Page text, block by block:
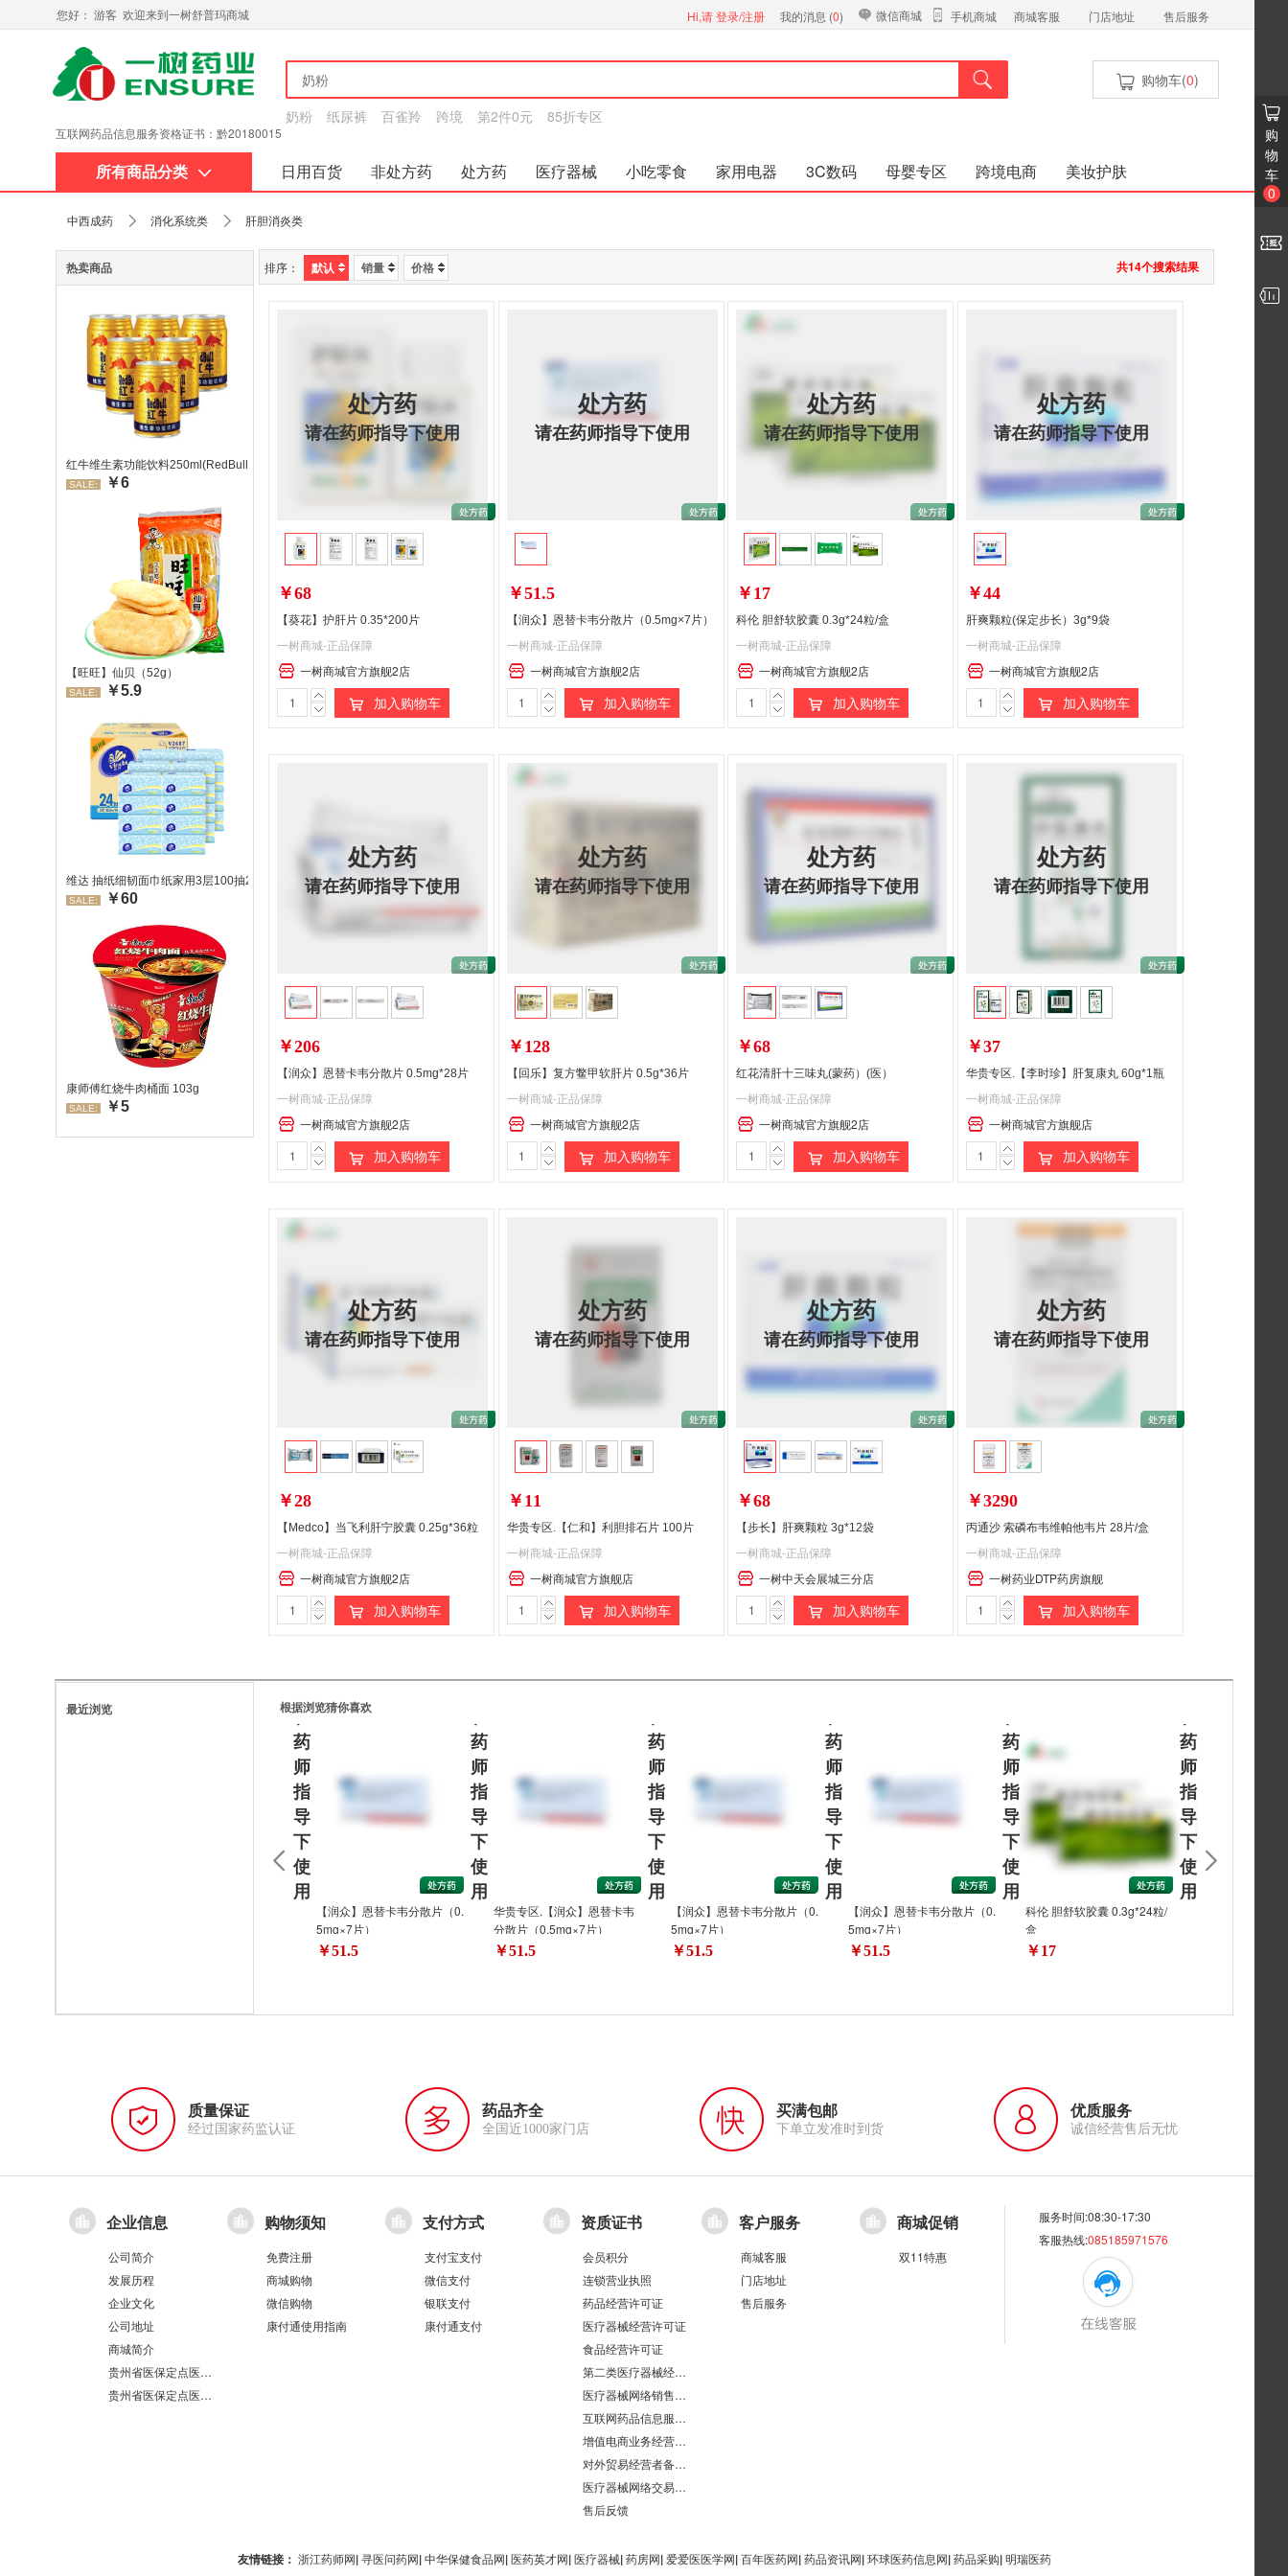
您好： 游客 欢迎来到一树舒普玛商城 Hi,请登录/注册 我的消息 (0) 微信商城 手机商城 商城客服 门店地址 售后服务
互联网药品信息服务资格证
书：黔20180015
第二类医疗器械经营备案凭证
奶粉 纸尿裤 百雀羚 跨境 第2件0元 85折专区
购物车(0)
所有商品分类 日用百货 非处方药 处方药 医疗器械 小吃零食 家用电器 3C数码 母婴专区 跨境电商
美妆护肤
购
物
车
0
中西成药 消化系统类 肝胆消炎类
热卖商品
红牛维生素功能饮料250ml(RedBull/红牛)
SALE: ￥6
【旺旺】仙贝（52g）
SALE: ￥5.9
维达 抽纸细韧面巾纸家用3层100抽24包/箱 超值装 偏远地区不发货偏远地区:(含新疆、西藏、内蒙古、宁夏、海南、青海)不发货
SALE: ￥60
康师傅红烧牛肉桶面 103g
SALE: ￥5
排序： 默认 销量 价格 共14个搜索结果
处方药
请在药师指导下使用
￥68
【葵花】护肝片 0.35*200片
一树商城-正品保障
一树商城官方旗舰2店
加入购物车
处方药
请在药师指导下使用
￥51.5
【润众】恩替卡韦分散片（0.5mg×7片）
一树商城-正品保障
一树商城官方旗舰2店
加入购物车
处方药
请在药师指导下使用
￥17
科伦 胆舒软胶囊 0.3g*24粒/盒
一树商城-正品保障
一树商城官方旗舰2店
加入购物车
处方药
请在药师指导下使用
￥44
肝爽颗粒(保定步长）3g*9袋
一树商城-正品保障
一树商城官方旗舰2店
加入购物车
处方药
请在药师指导下使用
￥206
【润众】恩替卡韦分散片 0.5mg*28片
一树商城-正品保障
一树商城官方旗舰2店
加入购物车
处方药
请在药师指导下使用
￥128
【回乐】复方鳖甲软肝片 0.5g*36片
一树商城-正品保障
一树商城官方旗舰2店
加入购物车
处方药
请在药师指导下使用
￥68
红花清肝十三味丸(蒙药）(医）
一树商城-正品保障
一树商城官方旗舰2店
加入购物车
处方药
请在药师指导下使用
￥37
华贵专区.【李时珍】肝复康丸 60g*1瓶
一树商城-正品保障
一树商城官方旗舰店
加入购物车
处方药
请在药师指导下使用
￥28
【Medco】当飞利肝宁胶囊 0.25g*36粒
一树商城-正品保障
一树商城官方旗舰2店
加入购物车
处方药
请在药师指导下使用
￥11
华贵专区.【仁和】利胆排石片 100片
一树商城-正品保障
一树商城官方旗舰店
加入购物车
处方药
请在药师指导下使用
￥68
【步长】肝爽颗粒 3g*12袋
一树商城-正品保障
一树中天会展城三分店
加入购物车
处方药
请在药师指导下使用
￥3290
丙通沙 索磷布韦维帕他韦片 28片/盒
一树商城-正品保障
一树药业DTP药房旗舰
加入购物车
最近浏览 根据浏览猜你喜欢
处
方
在
药
师
指
导
下
使
用
【润众】恩替卡韦分散片（0.
5mg×7片）
￥51.5
药
师
指
导
下
使
用
华贵专区.【润众】恩替卡韦
分散片（0.5mg×7片）
￥51.5
处
方
药
师
指
导
下
使
用
【润众】恩替卡韦分散片（0.
5mg×7片）
￥51.5
处
方
药
师
指
导
下
使
用
【润众】恩替卡韦分散片（0.
5mg×7片）
￥51.5
处
方
药
师
指
导
下
使
用
科伦 胆舒软胶囊 0.3g*24粒/
盒
￥17
药
师
指
导
下
使
用
质量保证
经过国家药监认证
药品齐全
全国近1000家门店
买满包邮
下单立发准时到货
优质服务
诚信经营售后无忧
企业信息
公司简介
发展历程
企业文化
公司地址
商城简介
贵州省医保定点医疗机构医保服务情况表（第551分店）
贵州省医保定点医疗机构医保服务情况表（第100分店）
购物须知
免费注册
商城购物
微信购物
康付通使用指南
支付方式
支付宝支付
微信支付
银联支付
康付通支付
资质证书
会员积分
连锁营业执照
药品经营许可证
医疗器械经营许可证
食品经营许可证
第二类医疗器械经营备案凭证
医疗器械网络销售备案
互联网药品信息服务资格证书
增值电商业务经营许可证
对外贸易经营者备案登记表/海关报关单位注册登记证书
医疗器械网络交易服务第三方平台备案凭证
售后反馈
客户服务
商城客服
门店地址
售后服务
商城促销
双11特惠
服务时间:08:30-17:30
客服热线:085185971576
友情链接： 浙江药师网| 寻医问药网| 中华保健食品网| 医药英才网| 医疗器械| 药房网| 爱爱医医学网| 百年医药网| 药品资讯网| 环球医药信息网| 药品采购| 明瑞医药